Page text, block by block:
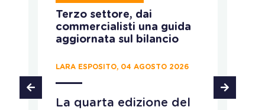
Terzo settore, dai
commercialisti una guida
aggiornata sul bilancio
LARA ESPOSITO, 04 AGOSTO 2026
La quarta edizione del